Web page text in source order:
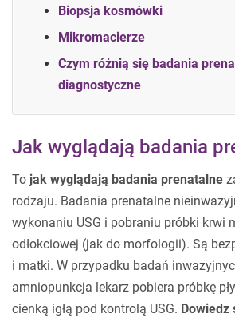
Biopsja kosmówki
Mikromacierze
Czym różnią się badania
diagnostyczne
Jak wyglądają badania
To jak wyglądają badania prenatalne
rodzaju. Badania prenatalne
wykonaniu USG i pobraniu próbki krwi
odłokciowej (jak do morfologii). Są
i matki. W przypadku badań
amniopunkcja lekarz pobiera próbkę
cienką igłą pod kontrolą USG. Dowiedz